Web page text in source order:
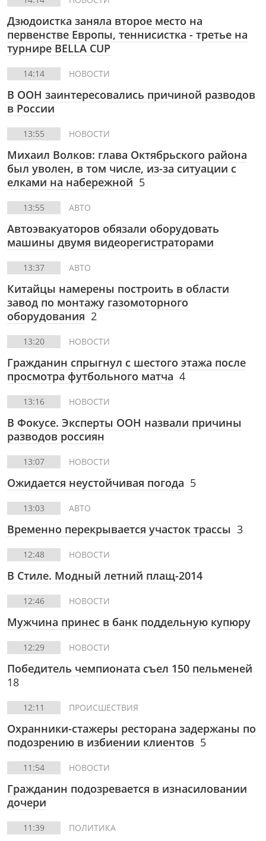
Дзюдоистка заняла второе место на
первенстве Европы, теннисистка - третье на
турнире BELLA CUP
14:14 НОВОСТИ
В ООН заинтересовались причиной разводов
в России
13:55 НОВОСТИ
Михаил Волков: глава Октябрьского района
был уволен, в том числе, из-за ситуации с
елками на набережной 5
13:55 АВТО
Автоэвакуаторов обязали оборудовать
машины двумя видеорегистраторами
13:37 АВТО
Китайцы намерены построить в области
завод по монтажу газомоторного
оборудования 2
13:20 НОВОСТИ
Гражданин спрыгнул с шестого этажа после
просмотра футбольного матча 4
13:16 НОВОСТИ
В Фокусе. Эксперты ООН назвали причины
разводов россиян
13:07 НОВОСТИ
Ожидается неустойчивая погода 5
13:03 АВТО
Временно перекрывается участок трассы 3
12:48 НОВОСТИ
В Стиле. Модный летний плащ-2014
12:46 НОВОСТИ
Мужчина принес в банк поддельную купюру
12:29 НОВОСТИ
Победитель чемпионата съел 150 пельменей
18
12:11 ПРОИСШЕСТВИЯ
Охранники-стажеры ресторана задержаны по
подозрению в избиении клиентов 5
11:54 НОВОСТИ
Гражданин подозревается в изнасиловании
дочери
11:39 ПОЛИТИКА